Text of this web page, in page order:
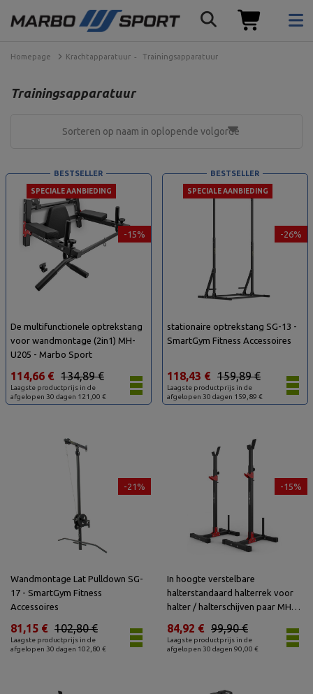
Homepage Krachtapparatuur Trainingsapparatuur
Trainingsapparatuur
Sorteren op naam in oplopende volgorde
-15%
SPECIALE AANBIEDING
BESTSELLER
De multifunctionele optrekstang
voor wandmontage (2in1) MH-
U205 - Marbo Sport
Laagste productprijs in de
afgelopen 30 dagen 121,00 €
134,89 €
114,66 €
-26%
SPECIALE AANBIEDING
BESTSELLER
stationaire optrekstang SG-13 -
SmartGym Fitness Accessoires
Laagste productprijs in de
afgelopen 30 dagen 159,89 €
159,89 €
118,43 €
-21%
Wandmontage Lat Pulldown SG-
17 - SmartGym Fitness
Accessoires
Laagste productprijs in de
afgelopen 30 dagen 102,80 €
102,80 €
81,15 €
-15%
In hoogte verstelbare
halterstandaard halterrek voor
halter / halterschijven paar MH-
Laagste productprijs in de
afgelopen 30 dagen 90,00 €
99,90 €
84,92 €